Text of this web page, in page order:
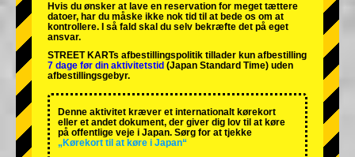
Hvis du ønsker at lave en reservation for meget tættere
datoer, har du måske ikke nok tid til at bede os om at
kontrollere. I så fald skal du selv bekræfte det på eget
ansvar.
STREET KARTs afbestillingspolitik tillader kun afbestilling
7 dage før din aktivitetstid (Japan Standard Time) uden
afbestillingsgebyr.
Denne aktivitet kræver et internationalt kørekort
eller et andet dokument, der giver dig lov til at køre
på offentlige veje i Japan. Sørg for at tjekke
„Kørekort til at køre i Japan“